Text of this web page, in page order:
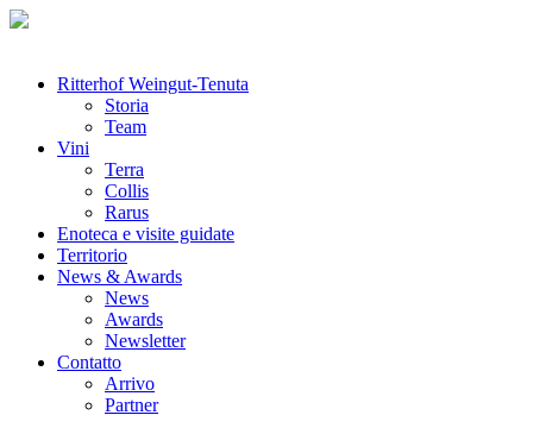
Ritterhof Weingut-Tenuta
Storia
Team
Vini
Terra
Collis
Rarus
Enoteca e visite guidate
Territorio
News & Awards
News
Awards
Newsletter
Contatto
Arrivo
Partner